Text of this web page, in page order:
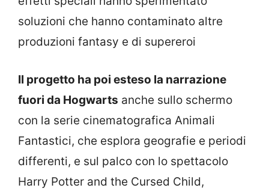
soluzioni che hanno contaminato altre
produzioni fantasy e di supereroi
Il progetto ha poi esteso la narrazione
fuori da Hogwarts anche sullo schermo
con la serie cinematografica Animali
Fantastici, che esplora geografie e periodi
differenti, e sul palco con lo spettacolo
Harry Potter and the Cursed Child,